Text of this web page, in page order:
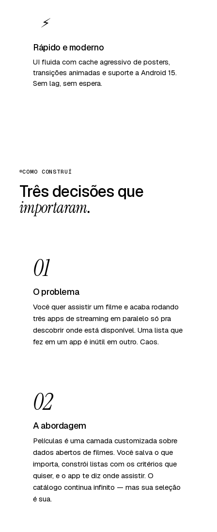
⚡
Rápido e moderno
UI fluida com cache agressivo de posters,
transições animadas e suporte a Android 15.
Sem lag, sem espera.
COMO CONSTRUÍ
Três decisões que
importaram.
01
O problema
Você quer assistir um filme e acaba rodando
três apps de streaming em paralelo só pra
descobrir onde está disponível. Uma lista que
fez em um app é inútil em outro. Caos.
02
A abordagem
Películas é uma camada customizada sobre
dados abertos de filmes. Você salva o que
importa, constrói listas com os critérios que
quiser, e o app te diz onde assistir. O
catálogo continua infinito — mas sua seleção
é sua.